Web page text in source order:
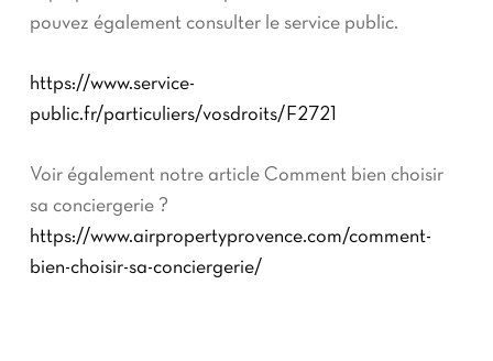
pouvez également consulter le service public.
https://www.service-
public.fr/particuliers/vosdroits/F2721
Voir également notre article Comment bien choisir
sa conciergerie ?
https://www.airpropertyprovence.com/comment-
bien-choisir-sa-conciergerie/